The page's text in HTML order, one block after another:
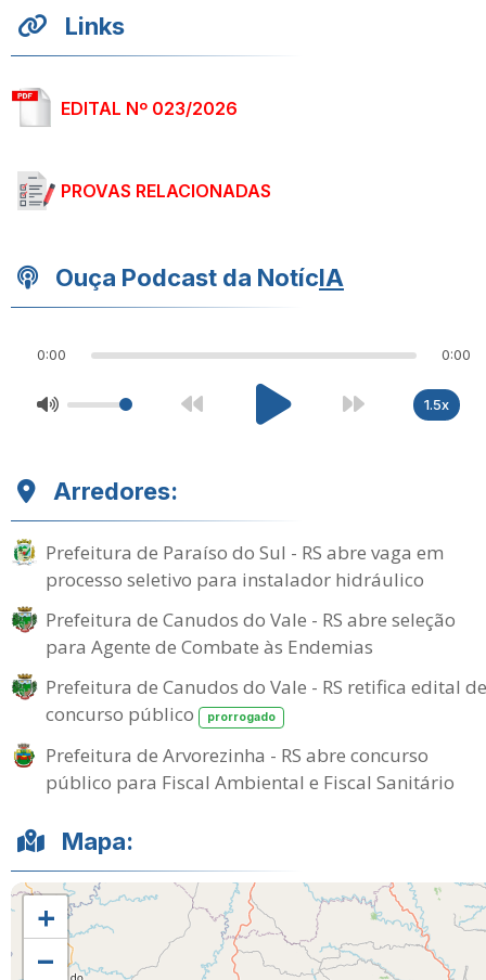
Links
EDITAL Nº 023/2026
PROVAS RELACIONADAS
Ouça Podcast da NotícIA
0:00 0:00
1.5x
Arredores:
Prefeitura de Paraíso do Sul - RS abre vaga em
processo seletivo para instalador hidráulico
Prefeitura de Canudos do Vale - RS abre seleção
para Agente de Combate às Endemias
Prefeitura de Canudos do Vale - RS retifica edital de
concurso público
prorrogado
Prefeitura de Arvorezinha - RS abre concurso
público para Fiscal Ambiental e Fiscal Sanitário
Mapa:
+
−